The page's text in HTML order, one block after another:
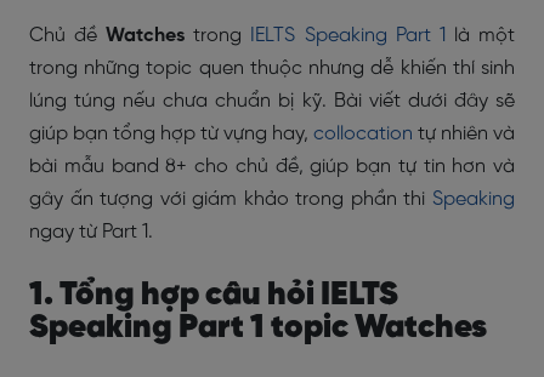
Chủ đềWatches trong IELTS Speaking Part 1
là một
trong những topic quen thuộc nhưng dễ khiến thí sinh
lúng túng nếu chưa chuẩn bị kỹ. Bài viết dưới đây sẽ
giúp bạn tổng hợp từ vựng hay, collocation tự nhiên và
bài mẫu band 8+ cho chủ đề, giúp bạn tự tin hơn và
gây ấn tượng với giám khảo trong phần thi Speaking
ngay từ Part 1.
1. Tổng hợp câu hỏi IELTS
Speaking Part 1 topic Watches